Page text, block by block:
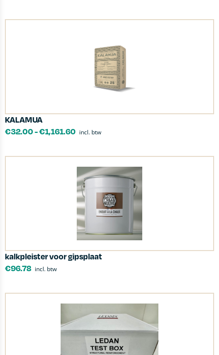
KALAMUA
€32.00-€1,161.60 incl. btw
kalkpleister voor gipsplaat
€96.78 incl. btw